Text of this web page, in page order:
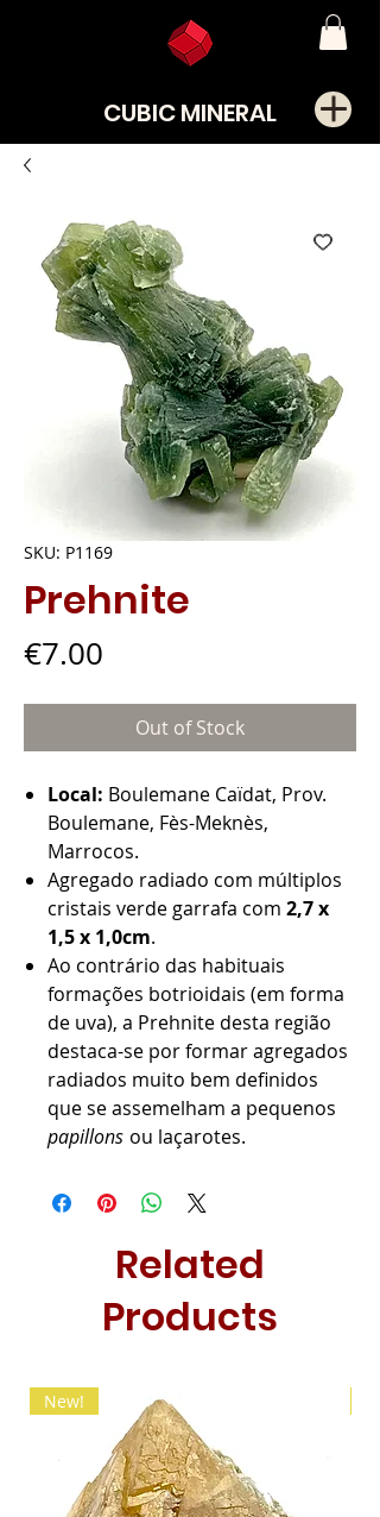
CUBIC MINERAL
SKU: P1169
Prehnite
€7.00
Out of Stock
Local: Boulemane Caïdat, Prov.
Boulemane, Fès-Meknès,
Marrocos.
Agregado radiado com múltiplos
cristais verde garrafa com 2,7 x
1,5 x 1,0cm.
Ao contrário das habituais
formações botrioidais (em forma
de uva), a Prehnite desta região
destaca-se por formar agregados
radiados muito bem definidos
que se assemelham a pequenos
papillons ou laçarotes.
Related
Products
New!